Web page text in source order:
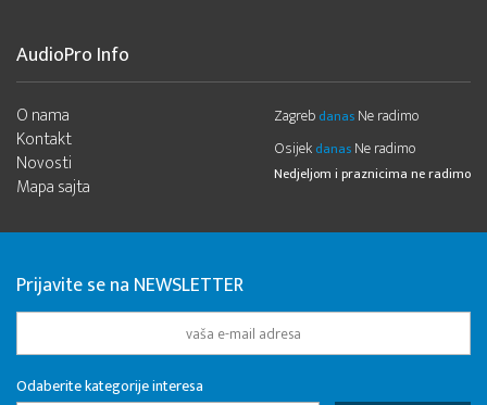
AudioPro Info
O nama
Kontakt
Novosti
Mapa sajta
Zagreb danas Ne radimo
Osijek danas Ne radimo
Nedjeljom i praznicima ne radimo
Prijavite se na NEWSLETTER
Odaberite kategorije interesa